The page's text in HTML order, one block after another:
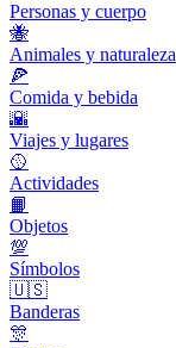
Personas y cuerpo
🐝
Animales y naturaleza
🍕
Comida y bebida
🌇
Viajes y lugares
🥎
Actividades
📙
Objetos
💯
Símbolos
🇺🇸
Banderas
🎊